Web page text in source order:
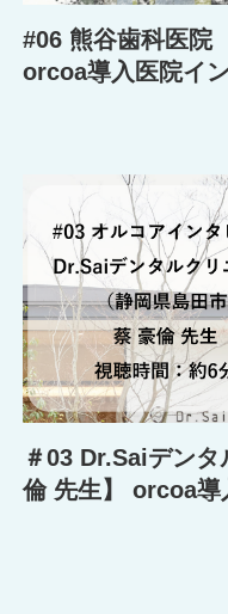
#06 熊谷歯科医院
orcoa導入医院イ
＃03 Dr.Saiデン
倫 先生】 orcoa導